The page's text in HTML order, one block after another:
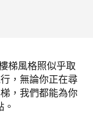
梯風格照似乎取
，無論你正在尋
，我們都能為你